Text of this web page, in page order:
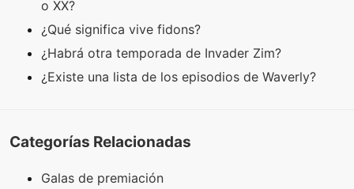
o XX?
¿Qué significa vive fidons?
¿Habrá otra temporada de Invader Zim?
¿Existe una lista de los episodios de Waverly?
Categorías Relacionadas
Galas de premiación